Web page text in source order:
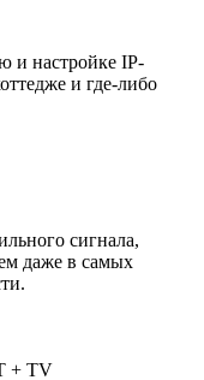
и настройке IP-
и где-либо
сигнала,
даже в самых